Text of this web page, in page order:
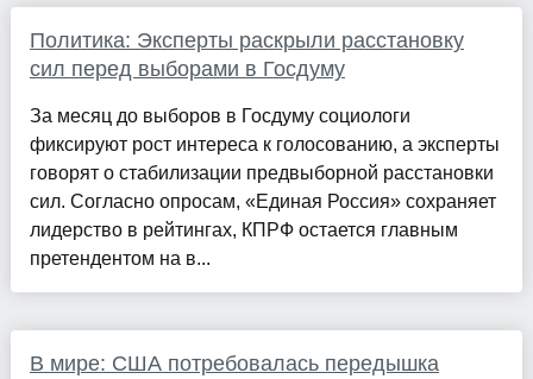
Политика: Эксперты раскрыли расстановку
сил перед выборами в Госдуму
За месяц до выборов в Госдуму социологи
фиксируют рост интереса к голосованию, а эксперты
говорят о стабилизации предвыборной расстановки
сил. Согласно опросам, «Единая Россия» сохраняет
лидерство в рейтингах, КПРФ остается главным
претендентом на в...
В мире: США потребовалась передышка